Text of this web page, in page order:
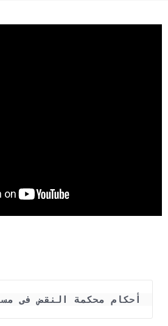
أحكام محكمة النقض فى